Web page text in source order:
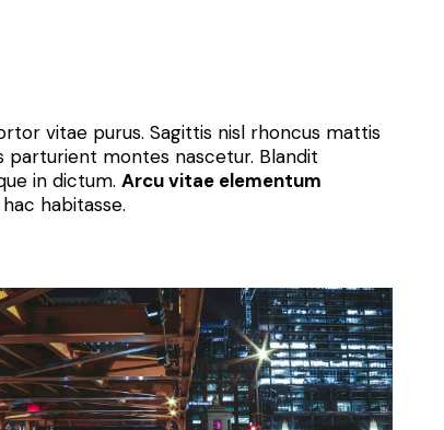
vitae purus. Sagittis nisl rhoncus mattis
parturient montes nascetur. Blandit
in dictum. Arcu vitae elementum
habitasse.